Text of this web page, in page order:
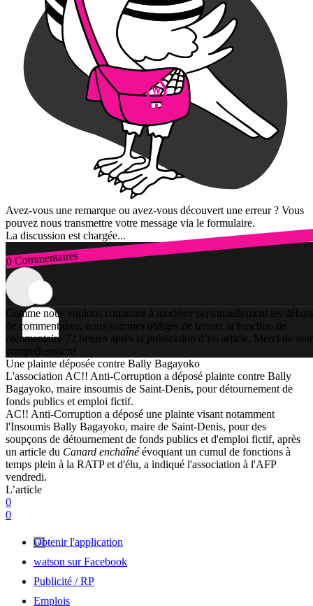
Avez-vous une remarque ou avez-vous découvert une erreur ? Vous
pouvez nous transmettre votre message via le formulaire.
La discussion est chargée...
0 Commentaires
Connexion
Comme nous voulons continuer à modérer personnellement les débats
de commentaires, nous sommes obligés de fermer la fonction de
commentaire 72 heures après la publication d’un article. Merci de
compréhension!
Une plainte déposée contre Bally Bagayoko
L'association AC!! Anti-Corruption a déposé plainte contre Bally
Bagayoko, maire insoumis de Saint-Denis, pour détournement de
fonds publics et emploi fictif.
AC!! Anti-Corruption a déposé une plainte visant notamment
l'Insoumis Bally Bagayoko, maire de Saint-Denis, pour des
soupçons de détournement de fonds publics et d'emploi fictif, après
un article du Canard enchaînéévoquant un cumul de fonctions à
temps plein à la RATP et d'élu, a indiqué l'association à l'AFP
vendredi.
L’article
0
0
Obtenir l'application
watson sur Facebook
Publicité / RP
Emplois